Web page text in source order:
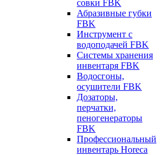
совки FBK
Абразивные губки
FBK
Инструмент с
водоподачей FBK
Системы хранения
инвентаря FBK
Водосгоны,
осушители FBK
Дозаторы,
перчатки,
пеногенераторы
FBK
Профессиональный
инвентарь Horeca